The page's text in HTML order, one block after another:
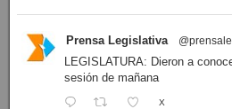
Prensa Legislativa
LEGISLATURA: Dieron a
sesión de mañana
X